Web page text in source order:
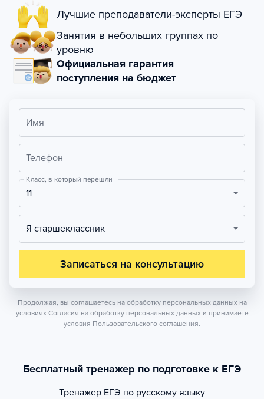
Лучшие преподаватели-эксперты ЕГЭ
Занятия в небольших группах по
уровню
Официальная гарантия
поступления на бюджет
Имя
Телефон
Класс, в который перешли
11
Я старшеклассник
Записаться на консультацию
Продолжая, вы соглашаетесь на обработку персональных данных на
условиях Согласия на обработку персональных данных и принимаете
условия Пользовательского соглашения.
Бесплатный тренажер по подготовке к ЕГЭ
Тренажер ЕГЭ по русскому языку